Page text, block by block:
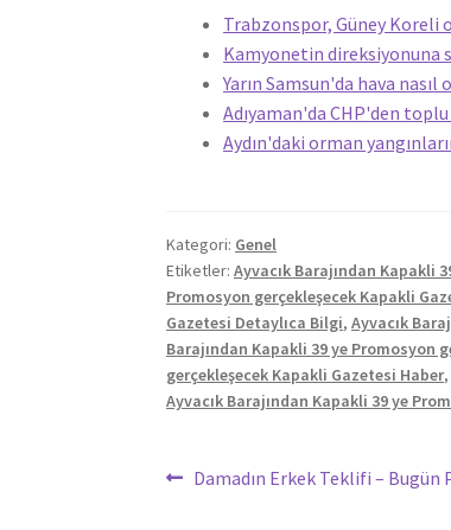
Trabzonspor, Güney Koreli
Kamyonetin direksiyonuna
Yarın Samsun'da hava
Adıyaman'da CHP'den
Aydın'daki orman
Kategori: Genel
Etiketler:Ayvacık Barajından Kapakli
Promosyon gerçekleşecek Kapakli
Gazetesi Detaylıca Bilgi,Ayvacık
Barajından Kapakli 39 ye Promosyon
gerçekleşecek Kapakli Gazetesi Haber
Ayvacık Barajından Kapakli 39 ye
YazıÖnceki
Damadın Erkek Teklifi – Bugün